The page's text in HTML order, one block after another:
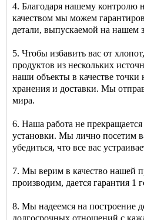
4. Благодаря нашему контролю
качеством мы можем
детали, выпускаемой на нашем
5. Чтобы избавить вас от
продуктов из нескольких
наши объекты в качестве точки
хранения и доставки. Мы
мира.
6. Наша работа не
установки. Мы лично посетим
убедиться, что все вас
7. Мы верим в качество нашей
производим, дается гарантия 1
8. Мы надеемся на построение
долгосрочных отношений с